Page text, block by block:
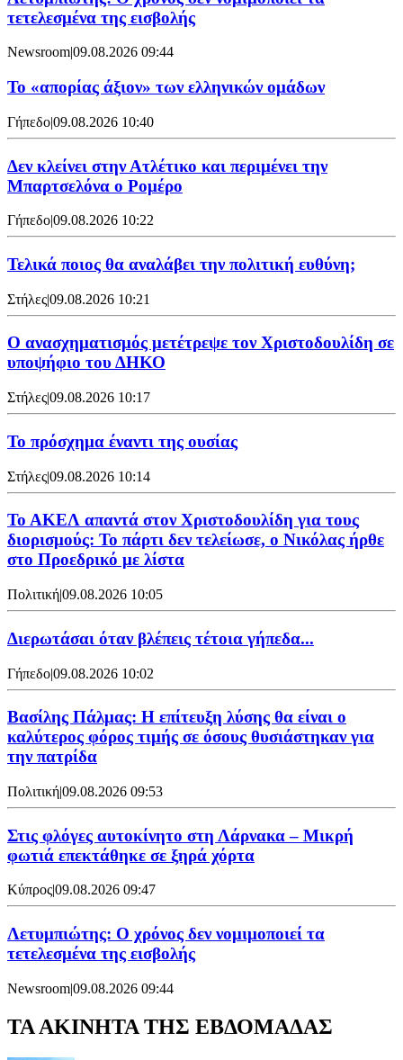
τετελεσμένα της εισβολής
Newsroom|09.08.2026 09:44
Το «απορίας άξιον» των ελληνικών ομάδων
Γήπεδο|09.08.2026 10:40
Δεν κλείνει στην Ατλέτικο και περιμένει την
Μπαρτσελόνα ο Ρομέρο
Γήπεδο|09.08.2026 10:22
Τελικά ποιος θα αναλάβει την πολιτική ευθύνη;
Στήλες|09.08.2026 10:21
Ο ανασχηματισμός μετέτρεψε τον Χριστοδουλίδη σε
υποψήφιο του ΔΗΚΟ
Στήλες|09.08.2026 10:17
Το πρόσχημα έναντι της ουσίας
Στήλες|09.08.2026 10:14
Το ΑΚΕΛ απαντά στον Χριστοδουλίδη για τους
διορισμούς: Το πάρτι δεν τελείωσε, ο Νικόλας ήρθε
στο Προεδρικό με λίστα
Πολιτική|09.08.2026 10:05
Διερωτάσαι όταν βλέπεις τέτοια γήπεδα...
Γήπεδο|09.08.2026 10:02
Βασίλης Πάλμας: Η επίτευξη λύσης θα είναι ο
καλύτερος φόρος τιμής σε όσους θυσιάστηκαν για
την πατρίδα
Πολιτική|09.08.2026 09:53
Στις φλόγες αυτοκίνητο στη Λάρνακα – Μικρή
φωτιά επεκτάθηκε σε ξηρά χόρτα
Κύπρος|09.08.2026 09:47
Λετυμπιώτης: Ο χρόνος δεν νομιμοποιεί τα
τετελεσμένα της εισβολής
Newsroom|09.08.2026 09:44
ΤΑ ΑΚΙΝΗΤΑ ΤΗΣ ΕΒΔΟΜΑΔΑΣ